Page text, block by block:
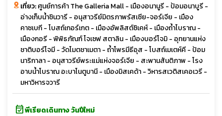
เที่ยว:ศูนย์การค้า The Galleria Mall - เมืองอนานูรี - ป้อมอนาบูรี -
อ่างเก็บน้ำชินวารี - อนุสาวรีย์มิตรภาพรัสเซีย-จอร์เจีย - เมือง
คาซเบกี - โบสถ์เกอร์เกต - เมืองอัพลิสต์ซิเคห์ - เมืองถ้ำโบราณ -
เมืองกอรี - พิพิธภัณฑ์ โจเซฟ สตาลิน - เมืองบอร์โจมิ - อุทยานแห่ง
ชาติบอร์โจมี - วัดโมตชาเมตา - ถ้ำโพรมีธีอุส - โบสถ์เมเตห์คี - ป้อม
นาริกาลา - อนุสาวรีย์พระแม่แห่งจอร์เจีย - สะพานสันติภาพ - โรง
อาบน้ำโบราณ อะบาโนตูบานี - เมืองมิสเคด้า - วิหารสเวติสเคอเวรี -
มหาวิหารจวารี
event_availableพีเรียดเดินทาง วันปีใหม่